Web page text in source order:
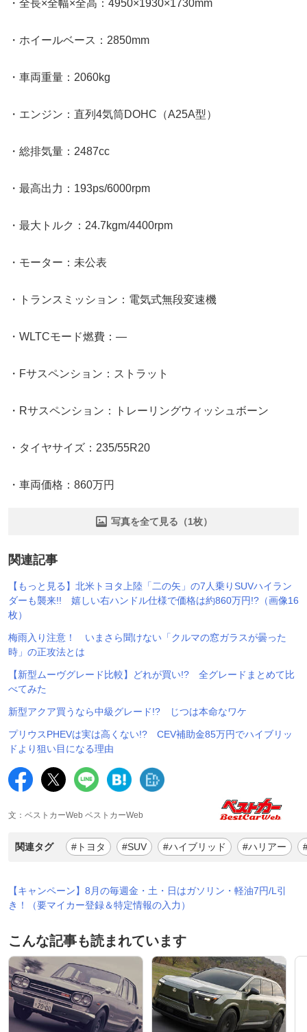
・全長×全幅×全高：4950×1930×1730mm
・ホイールベース：2850mm
・車両重量：2060kg
・エンジン：直列4気筒DOHC（A25A型）
・総排気量：2487cc
・最高出力：193ps/6000rpm
・最大トルク：24.7kgm/4400rpm
・モーター：未公表
・トランスミッション：電気式無段変速機
・WLTCモード燃費：―
・Fサスペンション：ストラット
・Rサスペンション：トレーリングウィッシュボーン
・タイヤサイズ：235/55R20
・車両価格：860万円
写真を全て見る（1枚）
関連記事
【もっと見る】北米トヨタ上陸「二の矢」の7人乗りSUVハイラン
ダーも襲来!! 嬉しい右ハンドル仕様で価格は約860万円!?（画像16
枚）
梅雨入り注意！ いまさら聞けない「クルマの窓ガラスが曇った
時」の正攻法とは
【新型ムーヴグレード比較】どれが買い!? 全グレードまとめて比
べてみた
新型アクア買うなら中級グレード!? じつは本命なワケ
プリウスPHEVは実は高くない!? CEV補助金85万円でハイブリッ
ドより狙い目になる理由
文：ベストカーWeb ベストカーWeb
関連タグ #トヨタ #SUV #ハイブリッド #ハリアー
【キャンペーン】8月の毎週金・土・日はガソリン・軽油7円/L引
き！（要マイカー登録＆特定情報の入力）
こんな記事も読まれています